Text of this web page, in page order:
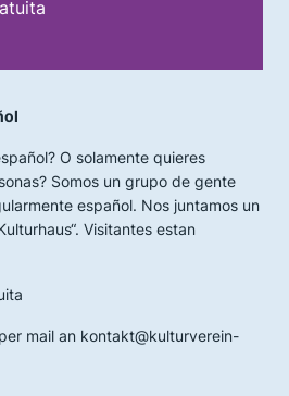
O solamente quieres
Somos un grupo de gente
español. Nos juntamos un
Visitantes estan
mail an kontakt@kulturverein-